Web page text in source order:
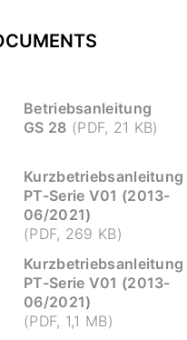
Betriebsanleitung
GS 28 (PDF, 21 KB)
Kurzbetriebsanleitung
PT-Serie V01 (2013-
06/2021)
(PDF, 269 KB)
Kurzbetriebsanleitung
PT-Serie V01 (2013-
06/2021)
(PDF, 1,1 MB)